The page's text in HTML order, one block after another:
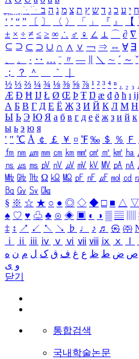
ִֶֹ ֻּ ׁׂ ח י ע כ ג ד ש ץ ת צ מ נ ה ב
‘ ’ “ ” 〔 〕 〈 〉 「 」 『 』 【
± × ÷ ≠ ≤ ≥ ∞ ∴ ♂ ♀ ∠ ⊥ ⌒ ∂ ∇
⊆ ⊇ ⊂ ⊃ ∪ ∩ ∧ ∨ ￢ ⇒ ⇔ ∀ ∃
、
。 · ‥ … ¨ 〃 ― ＼ ∼ ´ ～ ˇ
；
？ ＾ ｀
½ ⅓ ⅔ ¼ ¾ ⅛ ⅜ ⅝ ⅞ ¹ ² ³ ⁴ ⁿ ₁ ₂ ₃
Æ Ð Ħ Ĳ Ł Ø Œ Þ Ŧ Ŋ æ đ ð ħ ı ĳ
А Б В Г Д Е Ё Ж З И Й К Л М Н
Ы Ь Э Ю Я а б в г д е ё ж з и й к
ы ь э ю я
′ ″ ℃ Å ￠ ￡ ￥ ¤ ℉ ‰ ＄ ％ Ｆ
㎙ ㎚ ㎛ ㎜ ㎝ ㎞ ㎟ ㎠ ㎡ ㎢ ㏊
㎱ ㎲ ㎳ ㎴ ㎵ ㎶ ㎷ ㎸ ㎹ ㎀ ㎁
㎒ ㎓ ㎔ Ω ㏀ ㏁ ㎊ ㎋ ㎌ ㏖ ㏅
㏃ ㏉ ㏜ ㏆
§ ※ ☆ ★ ○ ● ◎ ◇ ◆ □ ■ △ ▽
♠ ♡ ♥ ♧ ♣ ⊙ ◈ ▣ ◐ ◑ ▒ ▤
‡ ↕ ↗ ↙ ↖ ↘ ♭ ♩ ♪ ♬ ㉿ ㈜
ⅰ
ⅱ ⅲ ⅳ ⅴ ⅵ ⅶ ⅷ ⅸ ⅹ
ص ض ط ظ ع غ ف ق ک ل م ن ه
و ی
닫기
통합검색
국내학술논문